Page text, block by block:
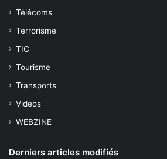
Télécoms
Terrorisme
TIC
Tourisme
Transports
Videos
WEBZINE
Derniers articles modifiés